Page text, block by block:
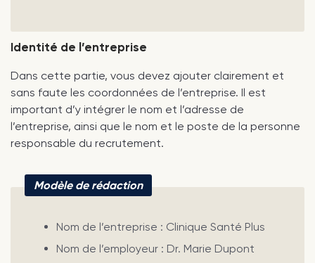
Identité de l’entreprise
Dans cette partie, vous devez ajouter clairement et
sans faute les coordonnées de l’entreprise. Il est
important d’y intégrer le nom et l’adresse de
l’entreprise, ainsi que le nom et le poste de la personne
responsable du recrutement.
Modèle de rédaction
Nom de l’entreprise : Clinique Santé Plus
Nom de l’employeur : Dr. Marie Dupont